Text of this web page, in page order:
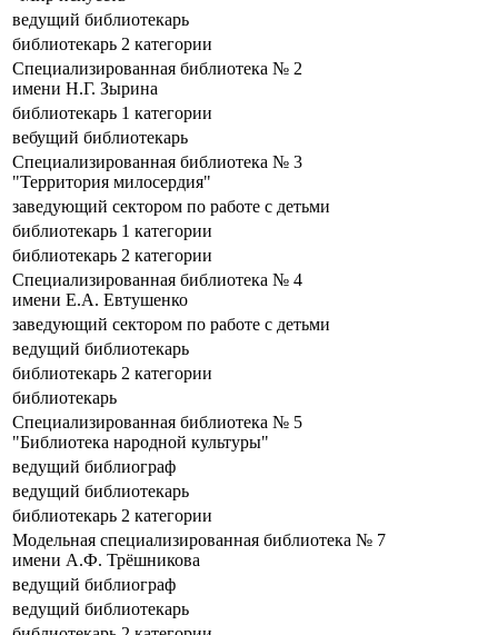
ведущий библиотекарь
библиотекарь 2 категории
Специализированная библиотека № 2
имени Н.Г. Зырина
библиотекарь 1 категории
вебущий библиотекарь
Специализированная библиотека № 3
"Территория милосердия"
заведующий сектором по работе с детьми
библиотекарь 1 категории
библиотекарь 2 категории
Специализированная библиотека № 4
имени Е.А. Евтушенко
заведующий сектором по работе с детьми
ведущий библиотекарь
библиотекарь 2 категории
библиотекарь
Специализированная библиотека № 5
"Библиотека народной культуры"
ведущий библиограф
ведущий библиотекарь
библиотекарь 2 категории
Модельная специализированная библиотека № 7
имени А.Ф. Трёшникова
ведущий библиограф
ведущий библиотекарь